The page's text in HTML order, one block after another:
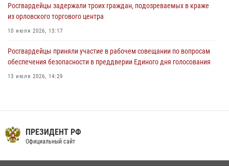
Росгвардейцы задержали троих граждан, подозреваемых в краже
из орловского торгового центра
10 июля 2026, 13:17
Росгвардейцы приняли участие в рабочем совещании по вопросам
обеспечения безопасности в преддверии Единого дня голосования
13 июля 2026, 14:29
В Орле росгвардейцы за неделю проверили два детских лагеря
ПРЕЗИДЕНТ РФ
Официальный сайт